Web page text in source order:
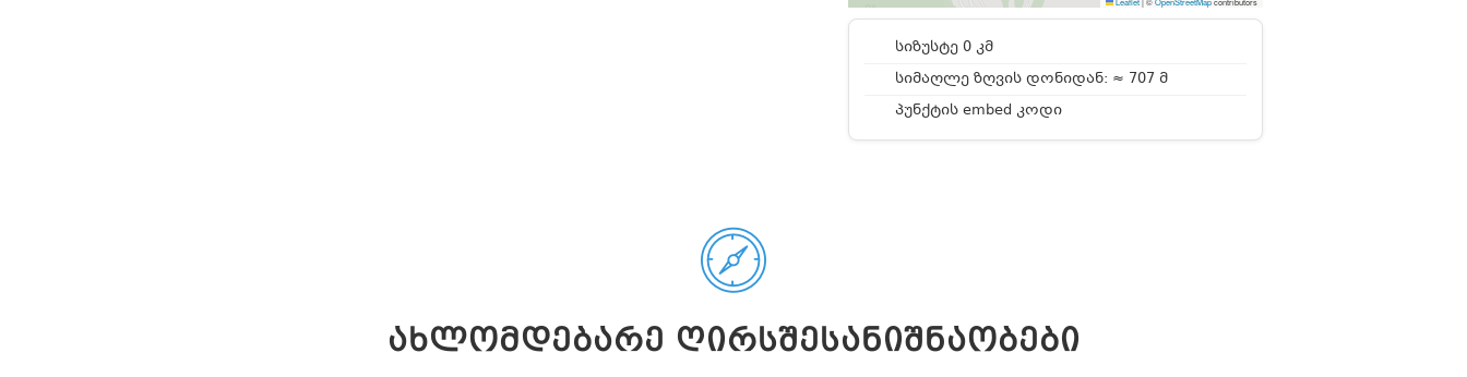
სიზუსტე 0 კმ
სიმაღლე ზღვის დონიდან: ≈ 707 მ
პუნქტის embed კოდი
ᲐᲮᲚᲝᲛᲓᲔᲑᲐᲠᲔ ᲦᲘᲠᲡᲨᲔᲡᲐᲜᲘᲨᲜᲐᲝᲑᲔᲑᲘ